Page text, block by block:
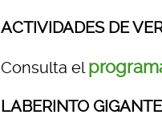
ACTIVIDADES DE
Consulta el
LABERINTO